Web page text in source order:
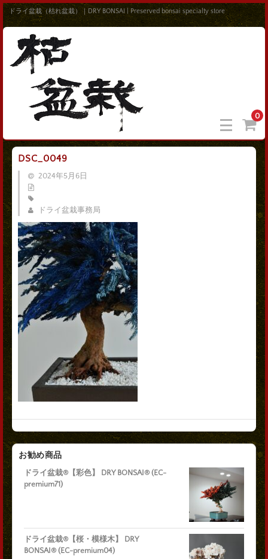
ドライ盆栽（枯れ盆栽）｜DRY BONSAI | Preserved bonsai specialty store
0
DSC_0049
2024年5月6日
ドライ盆栽事務局
お勧め商品
ドライ盆栽®【彩色】 DRY BONSAI® (EC-
premium71)
ドライ盆栽®【桜・模様木】 DRY
BONSAI® (EC-premium04)